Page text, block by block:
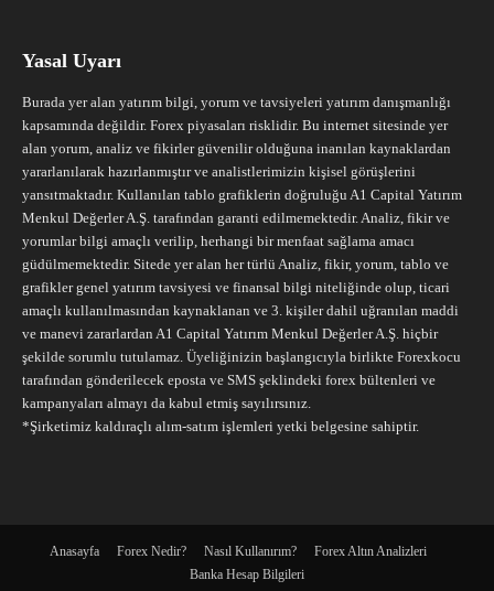
Yasal Uyarı
Burada yer alan yatırım bilgi, yorum ve tavsiyeleri yatırım danışmanlığı
kapsamında değildir. Forex piyasaları risklidir. Bu internet sitesinde yer
alan yorum, analiz ve fikirler güvenilir olduğuna inanılan kaynaklardan
yararlanılarak hazırlanmıştır ve analistlerimizin kişisel görüşlerini
yansıtmaktadır. Kullanılan tablo grafiklerin doğruluğu A1 Capital Yatırım
Menkul Değerler A.Ş. tarafından garanti edilmemektedir. Analiz, fikir ve
yorumlar bilgi amaçlı verilip, herhangi bir menfaat sağlama amacı
güdülmemektedir. Sitede yer alan her türlü Analiz, fikir, yorum, tablo ve
grafikler genel yatırım tavsiyesi ve finansal bilgi niteliğinde olup, ticari
amaçlı kullanılmasından kaynaklanan ve 3. kişiler dahil uğranılan maddi
ve manevi zararlardan A1 Capital Yatırım Menkul Değerler A.Ş. hiçbir
şekilde sorumlu tutulamaz. Üyeliğinizin başlangıcıyla birlikte Forexkocu
tarafından gönderilecek eposta ve SMS şeklindeki forex bültenleri ve
kampanyaları almayı da kabul etmiş sayılırsınız.
*Şirketimiz kaldıraçlı alım-satım işlemleri yetki belgesine sahiptir.
Anasayfa Forex Nedir? Nasıl Kullanırım?
Forex Altın Analizleri
Banka Hesap Bilgileri